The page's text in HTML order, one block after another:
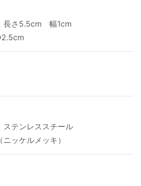
長さ5.5cm 幅1cm
ステンレススチール
ッケルメッキ）